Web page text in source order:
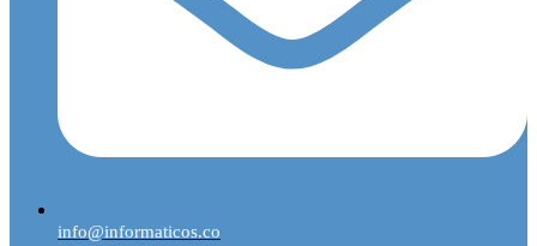
info@informaticos.co